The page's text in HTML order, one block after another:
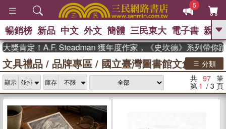
5
GO
熱搜： 東野圭吾 、 高希均教授回憶錄
、 The Odyssey 、 父親節 、 如果歷
史是一群喵
暑期推薦
國際布克
獎 臺灣漫遊錄 、 方念華 、 台灣的李
登輝時代
、 、
偉大的迷走神經
暢銷榜 新品 中文 外文 簡體 三民東大 電子書 親子
！A.F. Steadman 獲年度作家，《史坎德》系列帶你踏上熱
文具禮品 / 品牌專區 / 國立臺灣圖書館文創 分類
顯示 庫存 共 97 筆
第 1 / 3 頁